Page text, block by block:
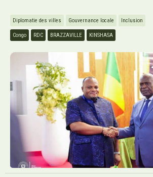
Diplomatie des villes Gouvernance locale Inclusion
Congo RDC BRAZZAVILLE KINSHASA